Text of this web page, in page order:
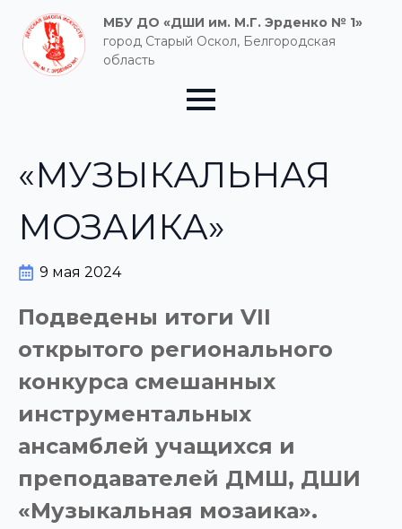
МБУ ДО «ДШИ им. М.Г. Эрденко № 1»
город Старый Оскол, Белгородская
область
«МУЗЫКАЛЬНАЯ
МОЗАИКА»
9 мая 2024
Подведены итоги VII
открытого регионального
конкурса смешанных
инструментальных
ансамблей учащихся и
преподавателей ДМШ, ДШИ
«Музыкальная мозаика».